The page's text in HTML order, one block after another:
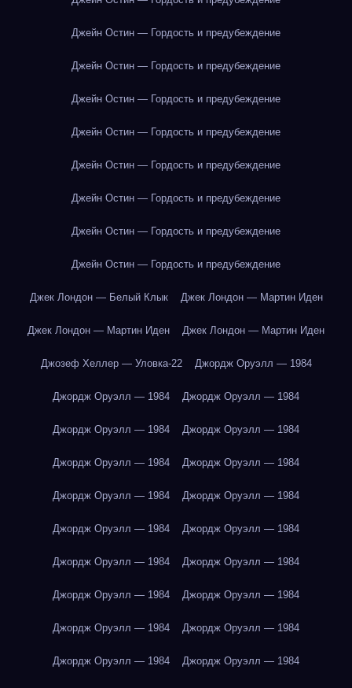
Джейн Остин — Гордость и предубеждение
Джейн Остин — Гордость и предубеждение
Джейн Остин — Гордость и предубеждение
Джейн Остин — Гордость и предубеждение
Джейн Остин — Гордость и предубеждение
Джейн Остин — Гордость и предубеждение
Джейн Остин — Гордость и предубеждение
Джейн Остин — Гордость и предубеждение
Джек Лондон — Белый Клык Джек Лондон — Мартин Иден
Джек Лондон — Мартин Иден Джек Лондон — Мартин Иден
Джозеф Хеллер — Уловка-22 Джордж Оруэлл — 1984
Джордж Оруэлл — 1984 Джордж Оруэлл — 1984
Джордж Оруэлл — 1984 Джордж Оруэлл — 1984
Джордж Оруэлл — 1984 Джордж Оруэлл — 1984
Джордж Оруэлл — 1984 Джордж Оруэлл — 1984
Джордж Оруэлл — 1984 Джордж Оруэлл — 1984
Джордж Оруэлл — 1984 Джордж Оруэлл — 1984
Джордж Оруэлл — 1984 Джордж Оруэлл — 1984
Джордж Оруэлл — 1984 Джордж Оруэлл — 1984
Джордж Оруэлл — 1984 Джордж Оруэлл — 1984